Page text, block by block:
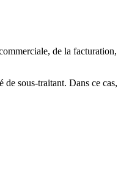
de la
sous-traitant. Dans ce